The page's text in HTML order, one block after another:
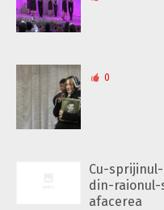
0
Cu-
din-raionul-
afacerea